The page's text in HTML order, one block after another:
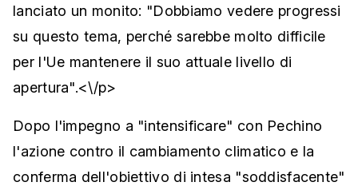
lanciato un monito: "Dobbiamo vedere progressi
su questo tema, perché sarebbe molto difficile
per l'Ue mantenere il suo attuale livello di
apertura".<\/p>
Dopo l'impegno a "intensificare" con Pechino
l'azione contro il cambiamento climatico e la
conferma dell'obiettivo di intesa "soddisfacente"